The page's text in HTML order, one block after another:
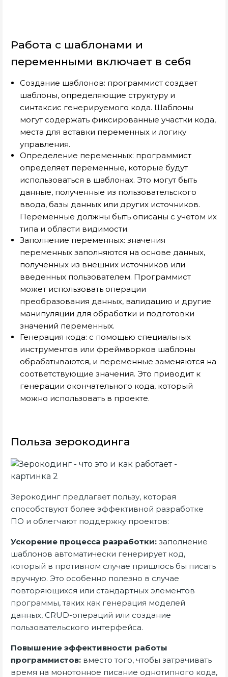
Работа с шаблонами и
переменными включает в себя
Создание шаблонов: программист создает
шаблоны, определяющие структуру и
синтаксис генерируемого кода. Шаблоны
могут содержать фиксированные участки кода,
места для вставки переменных и логику
управления.
Определение переменных: программист
определяет переменные, которые будут
использоваться в шаблонах. Это могут быть
данные, полученные из пользовательского
ввода, базы данных или других источников.
Переменные должны быть описаны с учетом их
типа и области видимости.
Заполнение переменных: значения
переменных заполняются на основе данных,
полученных из внешних источников или
введенных пользователем. Программист
может использовать операции
преобразования данных, валидацию и другие
манипуляции для обработки и подготовки
значений переменных.
Генерация кода: с помощью специальных
инструментов или фреймворков шаблоны
обрабатываются, и переменные заменяются на
соответствующие значения. Это приводит к
генерации окончательного кода, который
можно использовать в проекте.
Польза зерокодинга
Зерокодинг предлагает пользу, которая
способствуют более эффективной разработке
ПО и облегчают поддержку проектов:
Ускорение процесса разработки: заполнение
шаблонов автоматически генерирует код,
который в противном случае пришлось бы писать
вручную. Это особенно полезно в случае
повторяющихся или стандартных элементов
программы, таких как генерация моделей
данных, CRUD-операций или создание
пользовательского интерфейса.
Повышение эффективности работы
программистов: вместо того, чтобы затрачивать
время на монотонное писание однотипного кода,